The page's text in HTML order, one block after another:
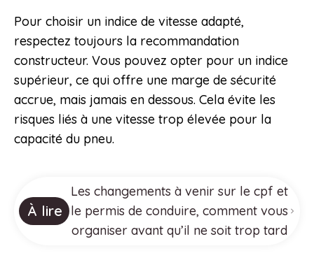
Pour choisir un indice de vitesse adapté,
respectez toujours la recommandation
constructeur. Vous pouvez opter pour un indice
supérieur, ce qui offre une marge de sécurité
accrue, mais jamais en dessous. Cela évite les
risques liés à une vitesse trop élevée pour la
capacité du pneu.
À lire
Les changements à venir sur le cpf et
le permis de conduire, comment vous
organiser avant qu’il ne soit trop tard